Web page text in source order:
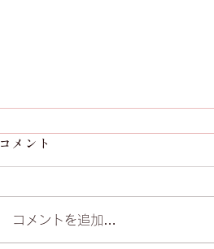
コメント
コメントを追加…